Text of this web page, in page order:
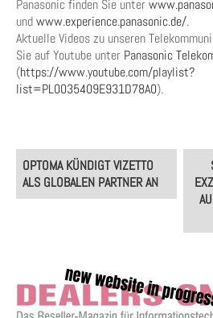
Panasonic finden Sie unter
undwww.experience.panasonic.de/.
Aktuelle Videos zu unseren
Sie auf Youtube unter Panasonic
(https://www.youtube.com/playlist?
list=PL0035409E931D78A0).
Post
navigation
OPTOMA KÜNDIGT VIZETTO
ALS GLOBALEN PARTNER AN